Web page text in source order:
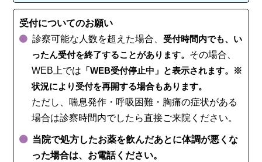
受付についてのお願い
診察可能な人数を超えた場合、 受付時間内でも、い
ったん受付を終了することがあります。 その場合、
WEB上では 「WEB受付停止中」と表示されます。※
状況により受付を再開する場合もあります。
ただし、喘息発作・呼吸困難・胸痛の症状がある
場合は診察時間内でしたら直接ご来院ください。
当院で処方したお薬を飲んだあとに体調が悪くな
った場合は、お電話ください。